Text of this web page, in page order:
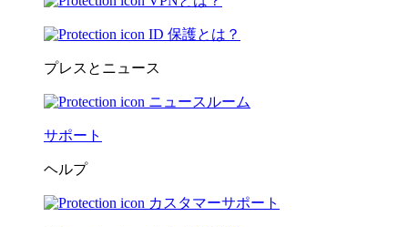
ID 保護とは？
プレスとニュース
ニュースルーム
サポート
ヘルプ
カスタマーサポート